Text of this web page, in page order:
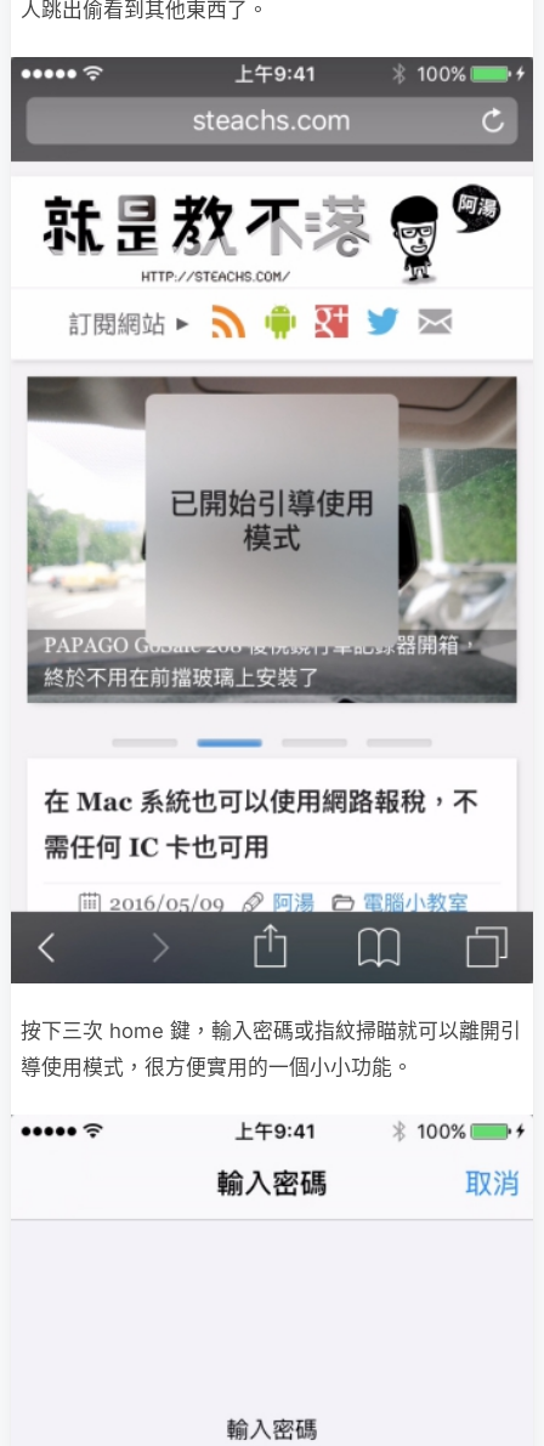
人跳出偷看到其他東西了。
按下三次 home 鍵，輸入密碼或指紋掃瞄就可以離開引
導使用模式，很方便實用的一個小小功能。